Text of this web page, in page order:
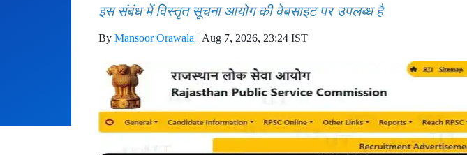
इस संबंध में विस्तृत सूचना आयोग की वेबसाइट पर उपलब्ध है
By Mansoor Orawala | Aug 7, 2026, 23:24 IST